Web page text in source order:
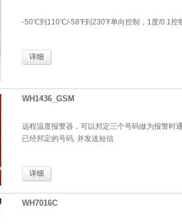
-50℃到110℃/-58℉到230℉单向控制，1度/0.1控
详细
WH1436_GSM
远程温度报警器，可以邦定三个号码做为报警时
已经邦定的号码, 并发送短信
详细
WH7016C